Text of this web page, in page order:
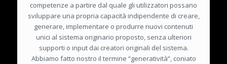
competenze a partire dal quale gli utilizzatori possano
sviluppare una propria capacità indipendente di creare,
generare, implementare o produrre nuovi contenuti
unici al sistema originario proposto, senza ulteriori
supporti o input dai creatori originali del sistema.
Abbiamo fatto nostro il termine “generatività”, coniato